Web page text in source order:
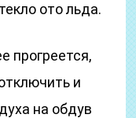
ото льда.
прогреется,
и
на обдув